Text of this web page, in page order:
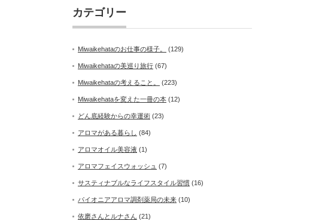
カテゴリー
Miwaikehataのお仕事の様子。 (129)
Miwaikehataの美巡り旅行 (67)
Miwaikehataの考えること。 (223)
Miwaikehataを変えた一冊の本 (12)
どん底経験からの幸運術 (23)
アロマがある暮らし (84)
アロマオイル美容液 (1)
アロマフェイスウォッシュ (7)
サスティナブルなライフスタイル習慣 (16)
パイオニアアロマ調剤薬局の未来 (10)
依磨さんとルナさん (21)